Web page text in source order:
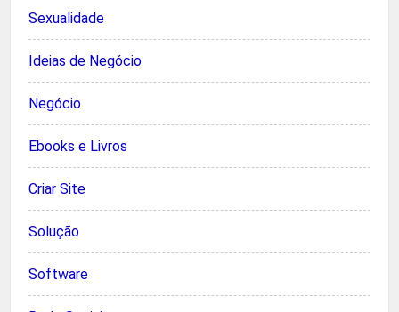
Sexualidade
Ideias de Negócio
Negócio
Ebooks e Livros
Criar Site
Solução
Software